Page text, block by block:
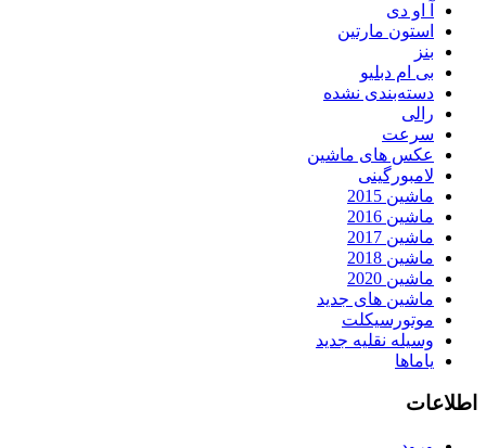
آ او دی
استون مارتین
بنز
بی ام دبلیو
دسته‌بندی نشده
رالی
سرعت
عکس های ماشین
لامبورگینی
ماشین 2015
ماشین 2016
ماشین 2017
ماشین 2018
ماشین 2020
ماشین های جدید
موتورسیکلت
وسیله نقلیه جدید
یاماها
اطلاعات